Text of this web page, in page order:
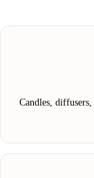
Candles,